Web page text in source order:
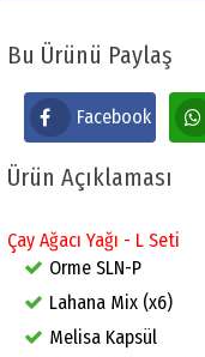
Bu Ürünü Paylaş
Facebook
Ürün Açıklaması
Çay Ağacı Yağı - L Seti
Orme SLN-P
Lahana Mix (x6)
Melisa Kapsül